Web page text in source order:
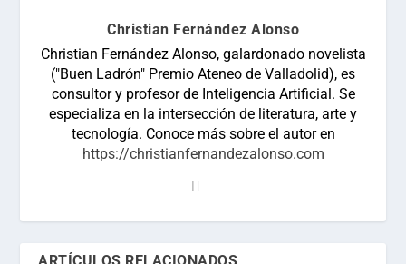
Christian Fernández Alonso
Christian Fernández Alonso, galardonado novelista
("Buen Ladrón" Premio Ateneo de Valladolid), es
consultor y profesor de Inteligencia Artificial. Se
especializa en la intersección de literatura, arte y
tecnología. Conoce más sobre el autor en
https://christianfernandezalonso.com
ARTÍCULOS RELACIONADOS